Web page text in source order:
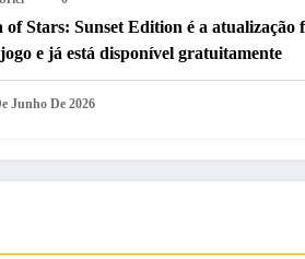
of Stars: Sunset Edition é a atualização
e já está disponível gratuitamente
Junho De 2026